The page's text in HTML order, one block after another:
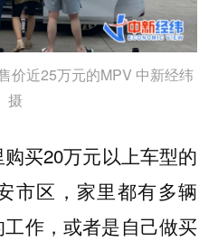
价近25万元的MPV 中新经纬
摄
买20万元以上车型的
市区，家里都有多辆
作，或者是自己做买